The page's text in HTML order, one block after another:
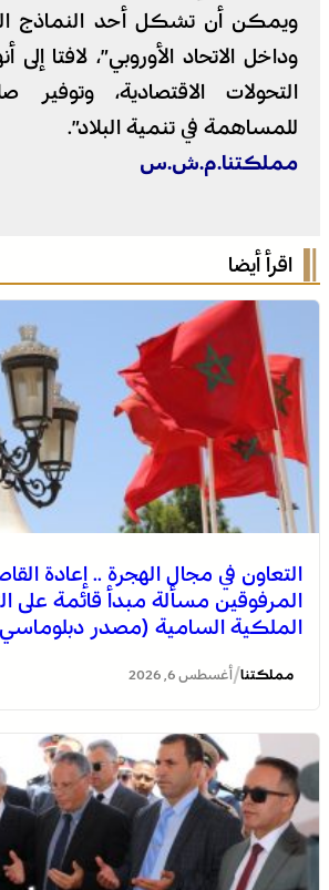
ويمكن أن تشكل أحد النماذج
وداخل الاتحاد الأوروبي”، لافتا
التحولات الاقتصادية، وتوفير
للمساهمة في تنمية البلاد”.
مملكتنا.م.ش.س
اقرأ أيضا
التعاون في مجال الهجرة .. إعادة
المرفوقين مسألة مبدأ قائمة على
الملكية السامية (مصدر
مملكتنا/ أغسطس 6, 2026